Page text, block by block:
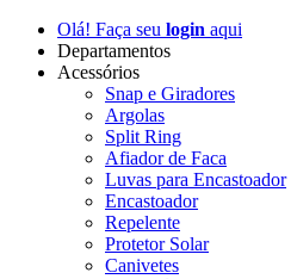
Olá! Faça seu login aqui
Departamentos
Acessórios
Snap e Giradores
Argolas
Split Ring
Afiador de Faca
Luvas para Encastoador
Encastoador
Repelente
Protetor Solar
Canivetes